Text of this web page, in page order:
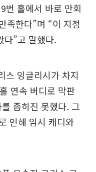
번 홀에서 바로 만회
족한다”며 “이 지점
다”고 말했다.
스 잉글리시가 차지
연속 버디로 막판
좁히진 못했다. 그
인해 임시 캐디와